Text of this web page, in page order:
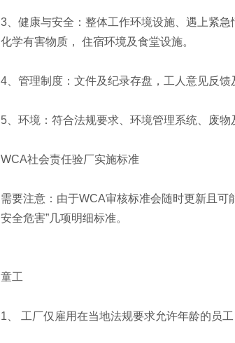
3、健康与安全：整体工作环境设施、遇上紧
化学有害物质， 住宿环境及食堂设施。
4、管理制度：文件及纪录存盘，工人意见反馈
5、环境：符合法规要求、环境管理系统、废物
WCA社会责任验厂实施标准
需要注意：由于WCA审核标准会随时更新且可
安全危害”几项明细标准。
童工
1、 工厂仅雇用在当地法规要求允许年龄的员